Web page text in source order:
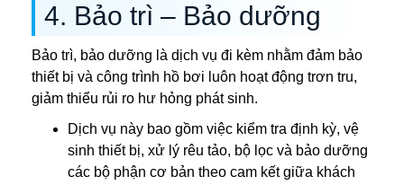
4. Bảo trì – Bảo dưỡng
Bảo trì, bảo dưỡng là dịch vụ đi kèm nhằm đảm bảo
thiết bị và công trình hồ bơi luôn hoạt động trơn tru,
giảm thiểu rủi ro hư hỏng phát sinh.
Dịch vụ này bao gồm việc kiểm tra định kỳ, vệ
sinh thiết bị, xử lý rêu tảo, bộ lọc và bảo dưỡng
các bộ phận cơ bản theo cam kết giữa khách